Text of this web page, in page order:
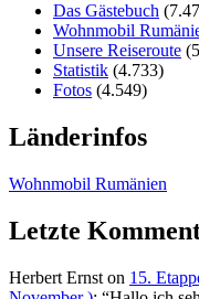
Das Gästebuch
Wohnmobil
Unsere Reiseroute
Statistik (4.733)
Fotos (4.549)
Länderinfos
Wohnmobil Rumänien
Letzte
Herbert Ernst on 15.